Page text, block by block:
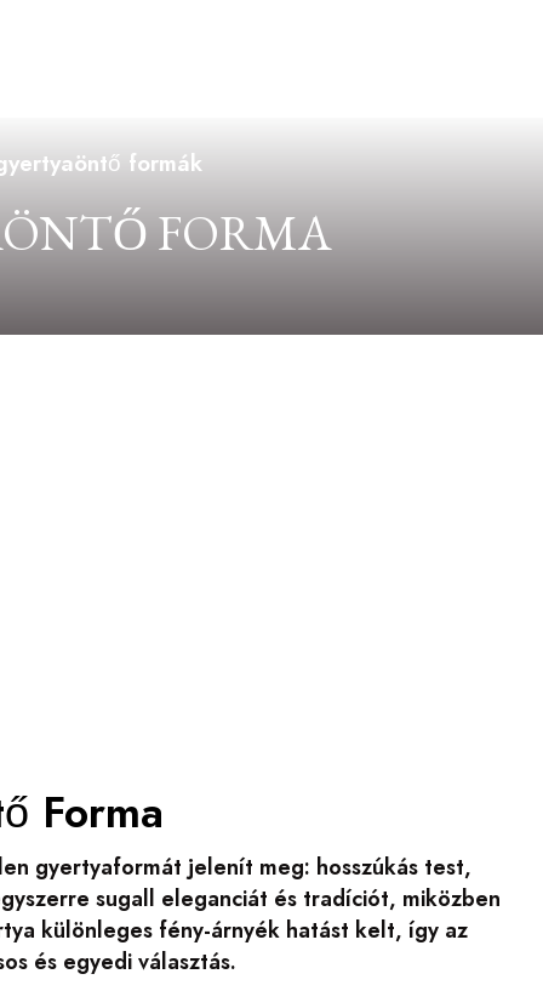
formák
FORMA
Forma
gyertyaformát jelenít meg: hosszúkás test,
sugall eleganciát és tradíciót, miközben
különleges fény-árnyék hatást kelt, így az
és egyedi választás.